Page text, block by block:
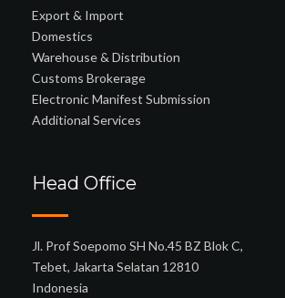
Export & Import
Domestics
Warehouse & Distribution
Customs Brokerage
Electronic Manifest Submission
Additional Services
Head Office
Jl. Prof Soepomo SH No.45 BZ Blok C,
Tebet, Jakarta Selatan 12810
Indonesia